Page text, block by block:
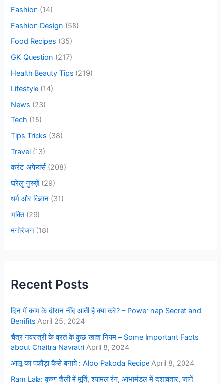
r
:
Fashion (14)
Fashion Design (58)
Food Recipes (35)
GK Question (217)
Health Beauty Tips (219)
Lifestyle (14)
News (23)
Tech (15)
Tips Tricks (38)
Travel (13)
करंट अफेयर्स(208)
घरेलु नुस्ख़ें (29)
धर्म और विज्ञान (31)
भक्ति(29)
मनोरंजन (18)
Recent Posts
दिन में काम के दौरान नींद आती है क्या करे? – Power nap Secret and
Benifits April 25, 2024
चैत्र नवरात्री के व्रत के कुछ खाश नियम – Some Important Facts
about Chaitra Navratri April 8, 2024
आलू का पकौड़ा कैसे बनाये : Aloo Pakoda Recipe April 8, 2024
Ram Lala: कृष्ण शैली में मूर्ति, श्यामल रंग, आभामंडल में दशावतार, जानें